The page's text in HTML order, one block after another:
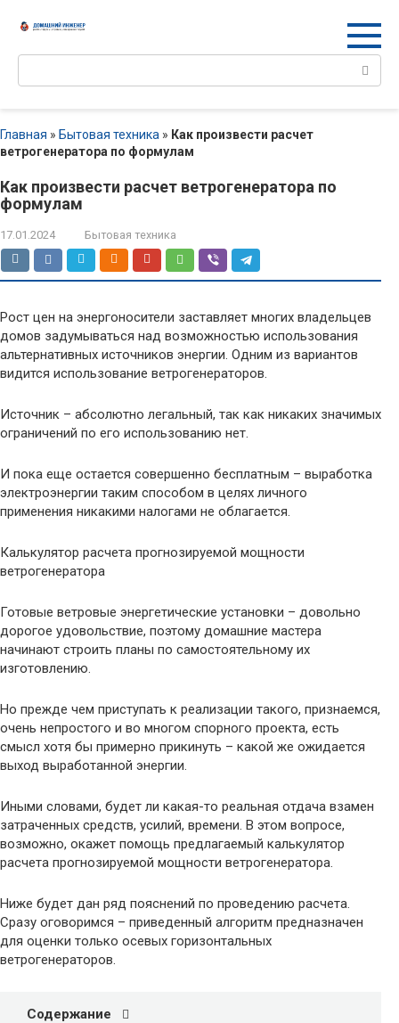
Поиск:
Главная » Бытовая техника » Как произвести расчет
ветрогенератора по формулам
Как произвести расчет ветрогенератора по
формулам
17.01.2024 Бытовая техника
Рост цен на энергоносители заставляет многих владельцев
домов задумываться над возможностью использования
альтернативных источников энергии. Одним из вариантов
видится использование ветрогенераторов.
Источник – абсолютно легальный, так как никаких значимых
ограничений по его использованию нет.
И пока еще остается совершенно бесплатным – выработка
электроэнергии таким способом в целях личного
применения никакими налогами не облагается.
Калькулятор расчета прогнозируемой мощности
ветрогенератора
Готовые ветровые энергетические установки – довольно
дорогое удовольствие, поэтому домашние мастера
начинают строить планы по самостоятельному их
изготовлению.
Но прежде чем приступать к реализации такого, признаемся,
очень непростого и во многом спорного проекта, есть
смысл хотя бы примерно прикинуть – какой же ожидается
выход выработанной энергии.
Иными словами, будет ли какая-то реальная отдача взамен
затраченных средств, усилий, времени. В этом вопросе,
возможно, окажет помощь предлагаемый калькулятор
расчета прогнозируемой мощности ветрогенератора.
Ниже будет дан ряд пояснений по проведению расчета.
Сразу оговоримся – приведенный алгоритм предназначен
для оценки только осевых горизонтальных
ветрогенераторов.
Содержание